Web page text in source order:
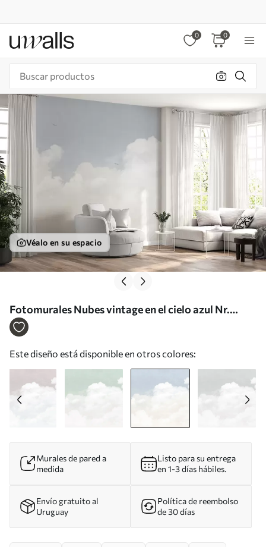
0 0
Véalo en su espacio
Fotomurales Nubes vintage en el cielo azul Nr.
u96783v3
Este diseño está disponible en otros colores:
Murales de pared a
medida
Listo para su entrega
en 1-3 días hábiles.
Envío gratuito al
Uruguay
Política de reembolso
de 30 días